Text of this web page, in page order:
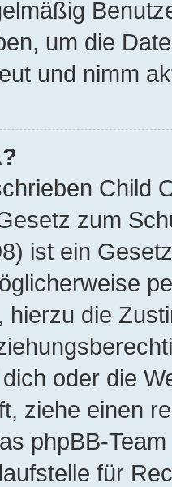
um die
und nimm
Child
zum
ist ein
hierzu die
oder die
ziehe einen
phpBB-
für